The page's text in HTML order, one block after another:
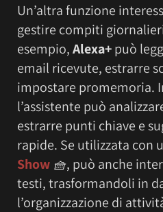
Un’altra funzione
gestire compiti
esempio,Alexa+può
email ricevute, estrarre
impostare promemoria.
l’assistente può
estrarre punti chiave e
rapide. Se utilizzata con
Show 🧺, può anche
testi, trasformandoli in
l’organizzazione di